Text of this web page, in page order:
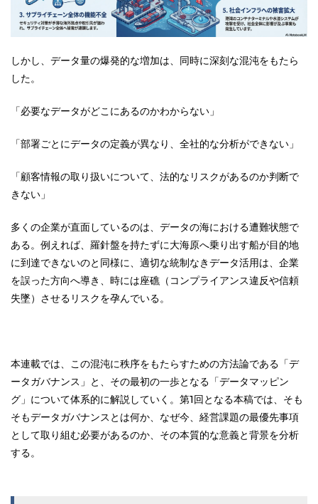
しかし、データ量の爆発的な増加は、同時に深刻な混沌をもたら
した。
「必要なデータがどこにあるのかわからない」
「部署ごとにデータの定義が異なり、全社的な分析ができない」
「顧客情報の取り扱いについて、法的なリスクがあるのか判断で
きない」
多くの企業が直面しているのは、データの海における遭難状態で
ある。例えれば、羅針盤を持たずに大海原へ乗り出す船が目的地
に到達できないのと同様に、適切な統制なきデータ活用は、企業
を誤った方向へ導き、時には座礁（コンプライアンス違反や信頼
失墜）させるリスクを孕んでいる。
本連載では、この混沌に秩序をもたらすための方法論である「デ
ータガバナンス」と、その最初の一歩となる「データマッピン
グ」について体系的に解説していく。第1回となる本稿では、そも
そもデータガバナンスとは何か、なぜ今、経営課題の最優先事項
として取り組む必要があるのか、その本質的な意義と背景を分析
する。